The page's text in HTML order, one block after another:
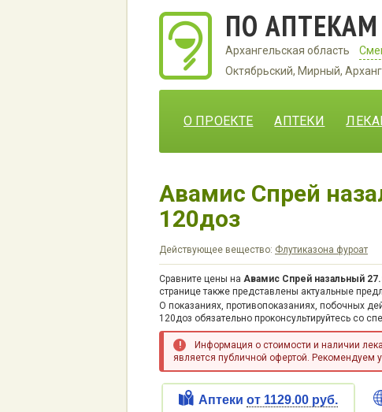
ПО АПТЕКАМ
Архангельская область
Октябрьский, Мирный,
О ПРОЕКТЕ АПТЕКИ
Авамис Спрей
120доз
Действующее вещество: Флутиказона фуроат
Сравните цены на Авамис Спрей назальный
странице также представлены актуальные
О показаниях, противопоказаниях, побочных
120доз обязательно проконсультируйтесь со
Информация о стоимости и наличии
является публичной офертой. Рекомендуем
Аптеки от 1129.00 руб.